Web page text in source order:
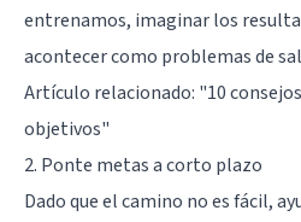
entrenamos, imaginar los
acontecer como problemas de
Artículo relacionado: "10
objetivos"
2. Ponte metas a corto plazo
Dado que el camino no es fácil,